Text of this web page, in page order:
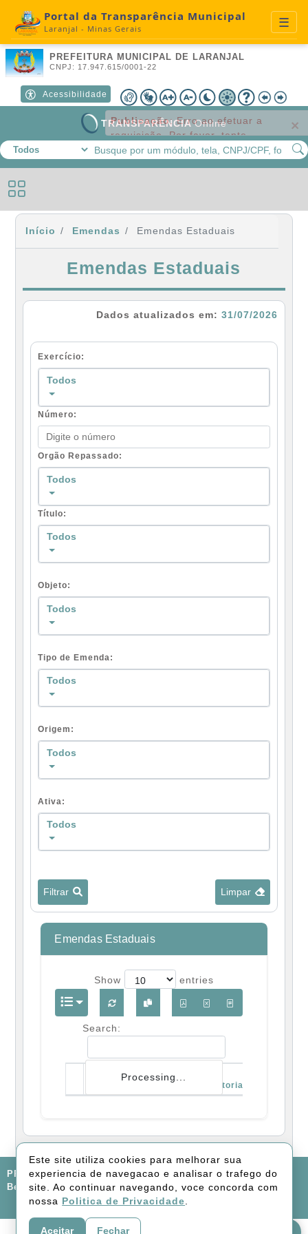
Portal da Transparência Municipal
Laranjal - Minas Gerais ☰
A+ A- 🌙 ☀️ Contraste Libras Redefinir
PREFEITURA MUNICIPAL DE LARANJAL
CNPJ: 17.947.615/0001-22
Acessibilidade
TRANSPARÊNCIA Online
Início Emendas Emendas Estaduais
Emendas Estaduais
Dados atualizados em: 31/07/2026
Exercício:
Todos
Número:
Orgão Repassado:
Todos
Título:
Todos
Objeto:
Todos
Tipo de Emenda:
Todos
Origem:
Todos
Ativa:
Todos
Filtrar Limpar
Emendas Estaduais
Show entries
Search:
Orgão
Repassado
Autoria
Processing...
Este site utiliza cookies para melhorar sua
experiencia de navegacao e analisar o trafego do
site. Ao continuar navegando, voce concorda com
nossa Politica de Privacidade
Aceitar Fechar
PREFEITURA MUNICIPAL DE LARANJAL, Rua Norberto
Berno, 85 - Centro
FALE CONOSCO
×
Publicação:Erro ao efetuar a
requisição. Por favor, tente novamente.